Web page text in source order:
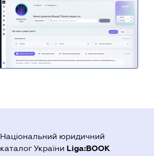
Національний юридичний
каталог України Liga:BOOK